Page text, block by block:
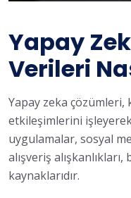
Yapay
Verileri
Yapay zeka çözümleri,
etkileşimlerini
uygulamalar, sosyal
alışveriş
kaynaklarıdır.